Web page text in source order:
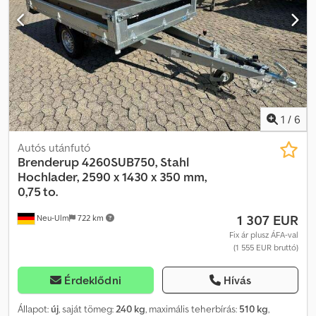
garanciával, felhasználóbarát rögzítők, a ponyva rögzítőgombok
alapfelszereltségként az utánfutóra vannak rögzítve, a Brenderup
horganyzott alkatrészeket használ, amelyek optimálisan védik az
utánfutót a rozsdától, V-alakú biztonsági vonókar, 4 db belső
rögzítőszem, 13 pólusú csatlakozó tolatófényyél, az utánfutó
billenthető, az utánfutó függőlegesen a falhoz támasztható a
garázsban. Chodpfxof N Dnnj Amrja
1 / 6
Neu-Ulm 722 km
Autós utánfutó
Brenderup4260SUB750, Stahl
Hochlader, 2590 x 1430 x 350 mm,
0,75 to.
1 307 EUR
Fix ár plusz ÁFA-val
(1 555 EUR bruttó)
Érdeklődni Hívás
Állapot:új, saját tömeg:240 kg, maximális teherbírás: 510 kg,